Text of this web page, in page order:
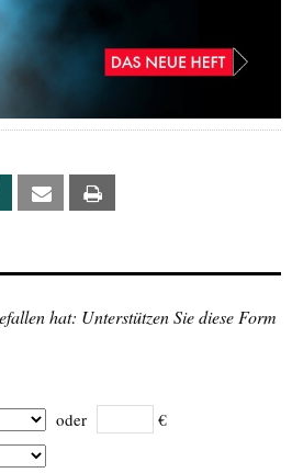
Xing Email
hat: Unterstützen Sie diese Form
oder €